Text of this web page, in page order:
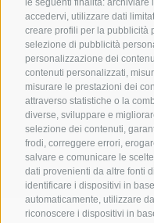
le seguenti finalità: archiviare
accedervi, utilizzare dati
creare profili per la pubblicità
selezione di pubblicità
personalizzazione dei
contenuti personalizzati,
misurare le prestazioni dei
attraverso statistiche o la
diverse, sviluppare e
selezione dei contenuti,
frodi, correggere errori,
salvare e comunicare le
dati provenienti da altre fonti
identificare i dispositivi in
automaticamente, utilizzare
riconoscere i dispositivi in
UFFICIO PER IL PARCO
SOCIAL MEDIA POLICY | CREDITS |
Preferenze Cookies